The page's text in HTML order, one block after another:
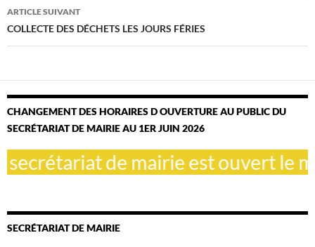
ARTICLE SUIVANT
COLLECTE DES DÉCHETS LES JOURS FÉRIES
CHANGEMENT DES HORAIRES D OUVERTURE AU PUBLIC DU
SECRÉTARIAT DE MAIRIE AU 1ER JUIN 2026
de mairie est ouvert le
SECRÉTARIAT DE MAIRIE